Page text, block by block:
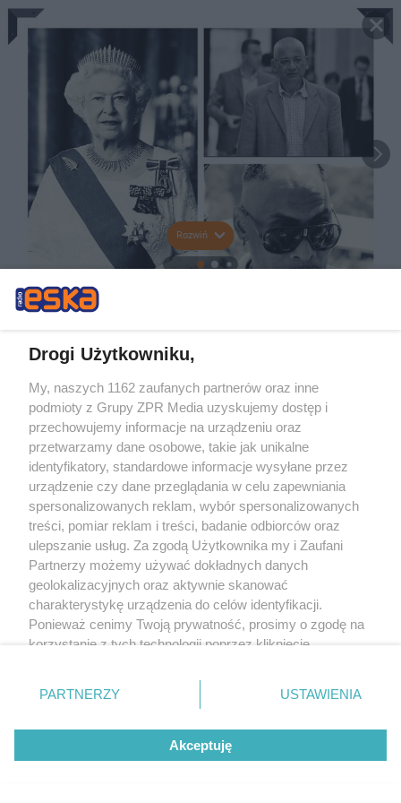
Rozwiń
Drogi Użytkowniku,
My, naszych 1162 zaufanych partnerów oraz inne
podmioty z Grupy ZPR Media uzyskujemy dostęp i
przechowujemy informacje na urządzeniu oraz
przetwarzamy dane osobowe, takie jak unikalne
identyfikatory, standardowe informacje wysyłane przez
urządzenie czy dane przeglądania w celu zapewniania
spersonalizowanych reklam, wybór spersonalizowanych
treści, pomiar reklam i treści, badanie odbiorców oraz
ulepszanie usług. Za zgodą Użytkownika my i Zaufani
Partnerzy możemy używać dokładnych danych
geolokalizacyjnych oraz aktywnie skanować
charakterystykę urządzenia do celów identyfikacji.
Ponieważ cenimy Twoją prywatność, prosimy o zgodę na
korzystanie z tych technologii poprzez kliknięcie
zmienić/wycofać klikając przycisk ustawień prywatności
znajdujący się w lewym dolnym rogu strony
rodzaje przetwarzania danych nie wymagają zgody
użytkownika, ale masz prawo sprzeciwić się takiemu
przetwarzaniu. Preferencje będą miały zastosowanie tylko
PARTNERZY USTAWIENIA
Akceptuję